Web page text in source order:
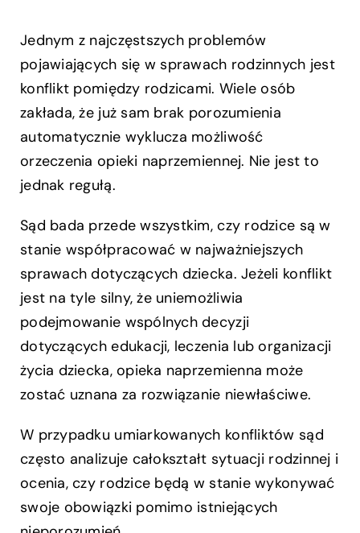
Jednym z najczęstszych problemów
pojawiających się w sprawach rodzinnych jest
konflikt pomiędzy rodzicami. Wiele osób
zakłada, że już sam brak porozumienia
automatycznie wyklucza możliwość
orzeczenia opieki naprzemiennej. Nie jest to
jednak regułą.
Sąd bada przede wszystkim, czy rodzice są w
stanie współpracować w najważniejszych
sprawach dotyczących dziecka. Jeżeli konflikt
jest na tyle silny, że uniemożliwia
podejmowanie wspólnych decyzji
dotyczących edukacji, leczenia lub organizacji
życia dziecka, opieka naprzemienna może
zostać uznana za rozwiązanie niewłaściwe.
W przypadku umiarkowanych konfliktów sąd
często analizuje całokształt sytuacji rodzinnej i
ocenia, czy rodzice będą w stanie wykonywać
swoje obowiązki pomimo istniejących